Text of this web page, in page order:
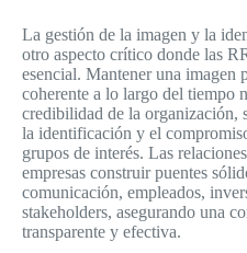
La gestión de la imagen y la
otro aspecto crítico donde las
esencial. Mantener una imagen
coherente a lo largo del tiempo
credibilidad de la organización,
la identificación y el
grupos de interés. Las
empresas construir puentes
comunicación, empleados,
stakeholders, asegurando una
transparente y efectiva.